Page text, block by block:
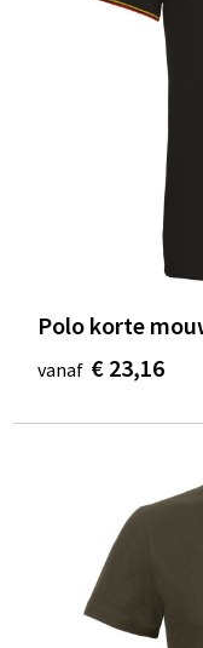
Polo korte
vanaf € 23,16